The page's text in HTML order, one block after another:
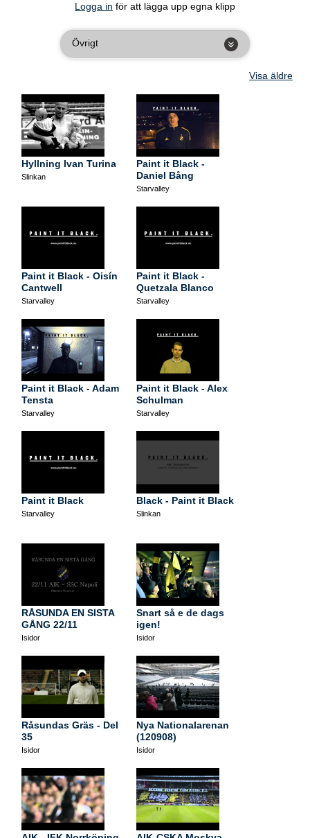
Logga in för att lägga upp egna klipp
Övrigt
Visa äldre
Hyllning Ivan Turina
Slinkan
Paint it Black -
Daniel Bång
Starvalley
Paint it Black - Oisín
Cantwell
Starvalley
Paint it Black -
Quetzala Blanco
Starvalley
Paint it Black - Adam
Tensta
Starvalley
Paint it Black - Alex
Schulman
Starvalley
Paint it Black
Starvalley
Black - Paint it Black
Slinkan
RÅSUNDA EN SISTA
GÅNG 22/11
Isidor
Snart så e de dags
igen!
Isidor
Råsundas Gräs - Del
35
Isidor
Nya Nationalarenan
(120908)
Isidor